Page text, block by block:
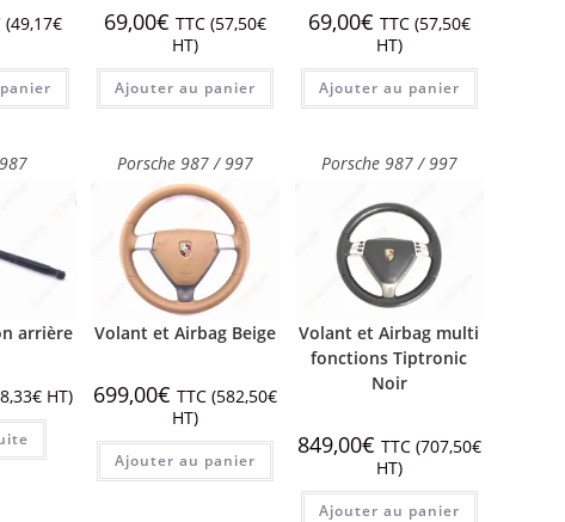
(49,17€
69,00€ TTC (57,50€
HT)
Ajouter au panier
69,00€ TTC (57,50€
HT)
Ajouter au panier
arrière
8,33€ HT)
Porsche 987 / 997
Volant et Airbag Beige
699,00€ TTC (582,50€
HT)
Ajouter au panier
Porsche 987 / 997
Volant et Airbag multi
fonctions Tiptronic
Noir
849,00€ TTC (707,50€
HT)
Ajouter au panier